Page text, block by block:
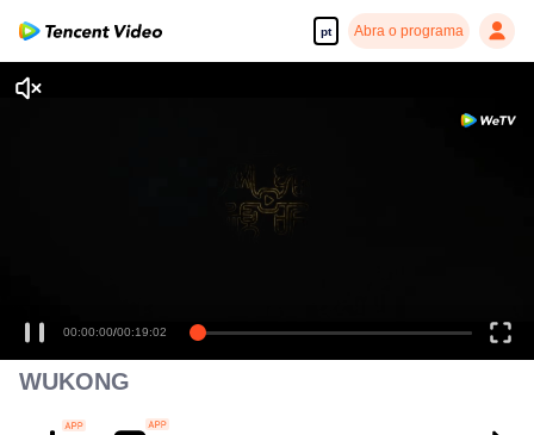
pt Abra o programa
00:00:00/00:19:02
WUKONG